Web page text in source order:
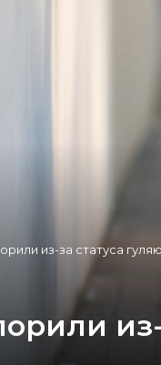
из-за статуса